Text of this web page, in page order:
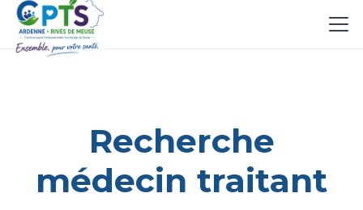
Recherche
médecin traitant